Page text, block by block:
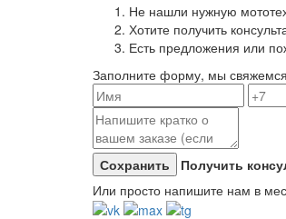
Не нашли нужную
Хотите получить
Есть предложения или
Заполните форму, мы
Получить
Или просто напишите нам в